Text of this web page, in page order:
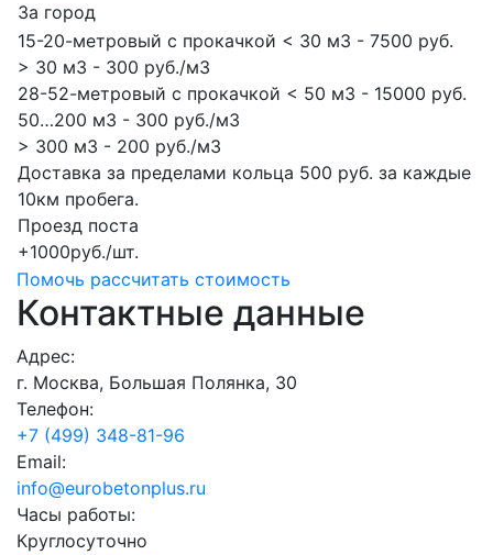
За город
15-20-метровый с прокачкой < 30 м3 - 7500 руб.
> 30 м3 - 300 руб./м3
28-52-метровый с прокачкой < 50 м3 - 15000 руб.
50…200 м3 - 300 руб./м3
> 300 м3 - 200 руб./м3
Доставка за пределами кольца 500 руб. за каждые
10км пробега.
Проезд поста
+1000руб./шт.
Помочь рассчитать стоимость
Контактные данные
Адрес:
г. Москва, Большая Полянка, 30
Телефон:
+7 (499) 348-81-96
Email:
info@eurobetonplus.ru
Часы работы:
Круглосуточно